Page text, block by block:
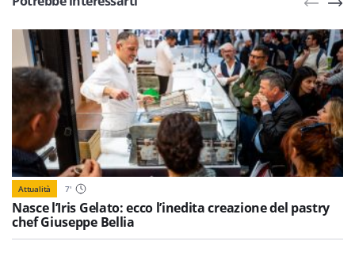
Attualità 7'
Nasce l’Iris Gelato: ecco l’inedita creazione del pastry
chef Giuseppe Bellia